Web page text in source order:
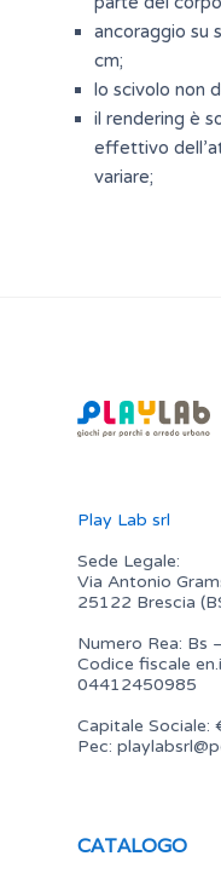
ancoraggio su
cm;
lo scivolo non
il rendering è
effettivo
variare;
Play Lab srl
Sede Legale:
Via Antonio
25122 Brescia
Numero Rea: Bs
Codice fiscale
04412450985
Capitale Sociale:
Pec:
CATALOGO